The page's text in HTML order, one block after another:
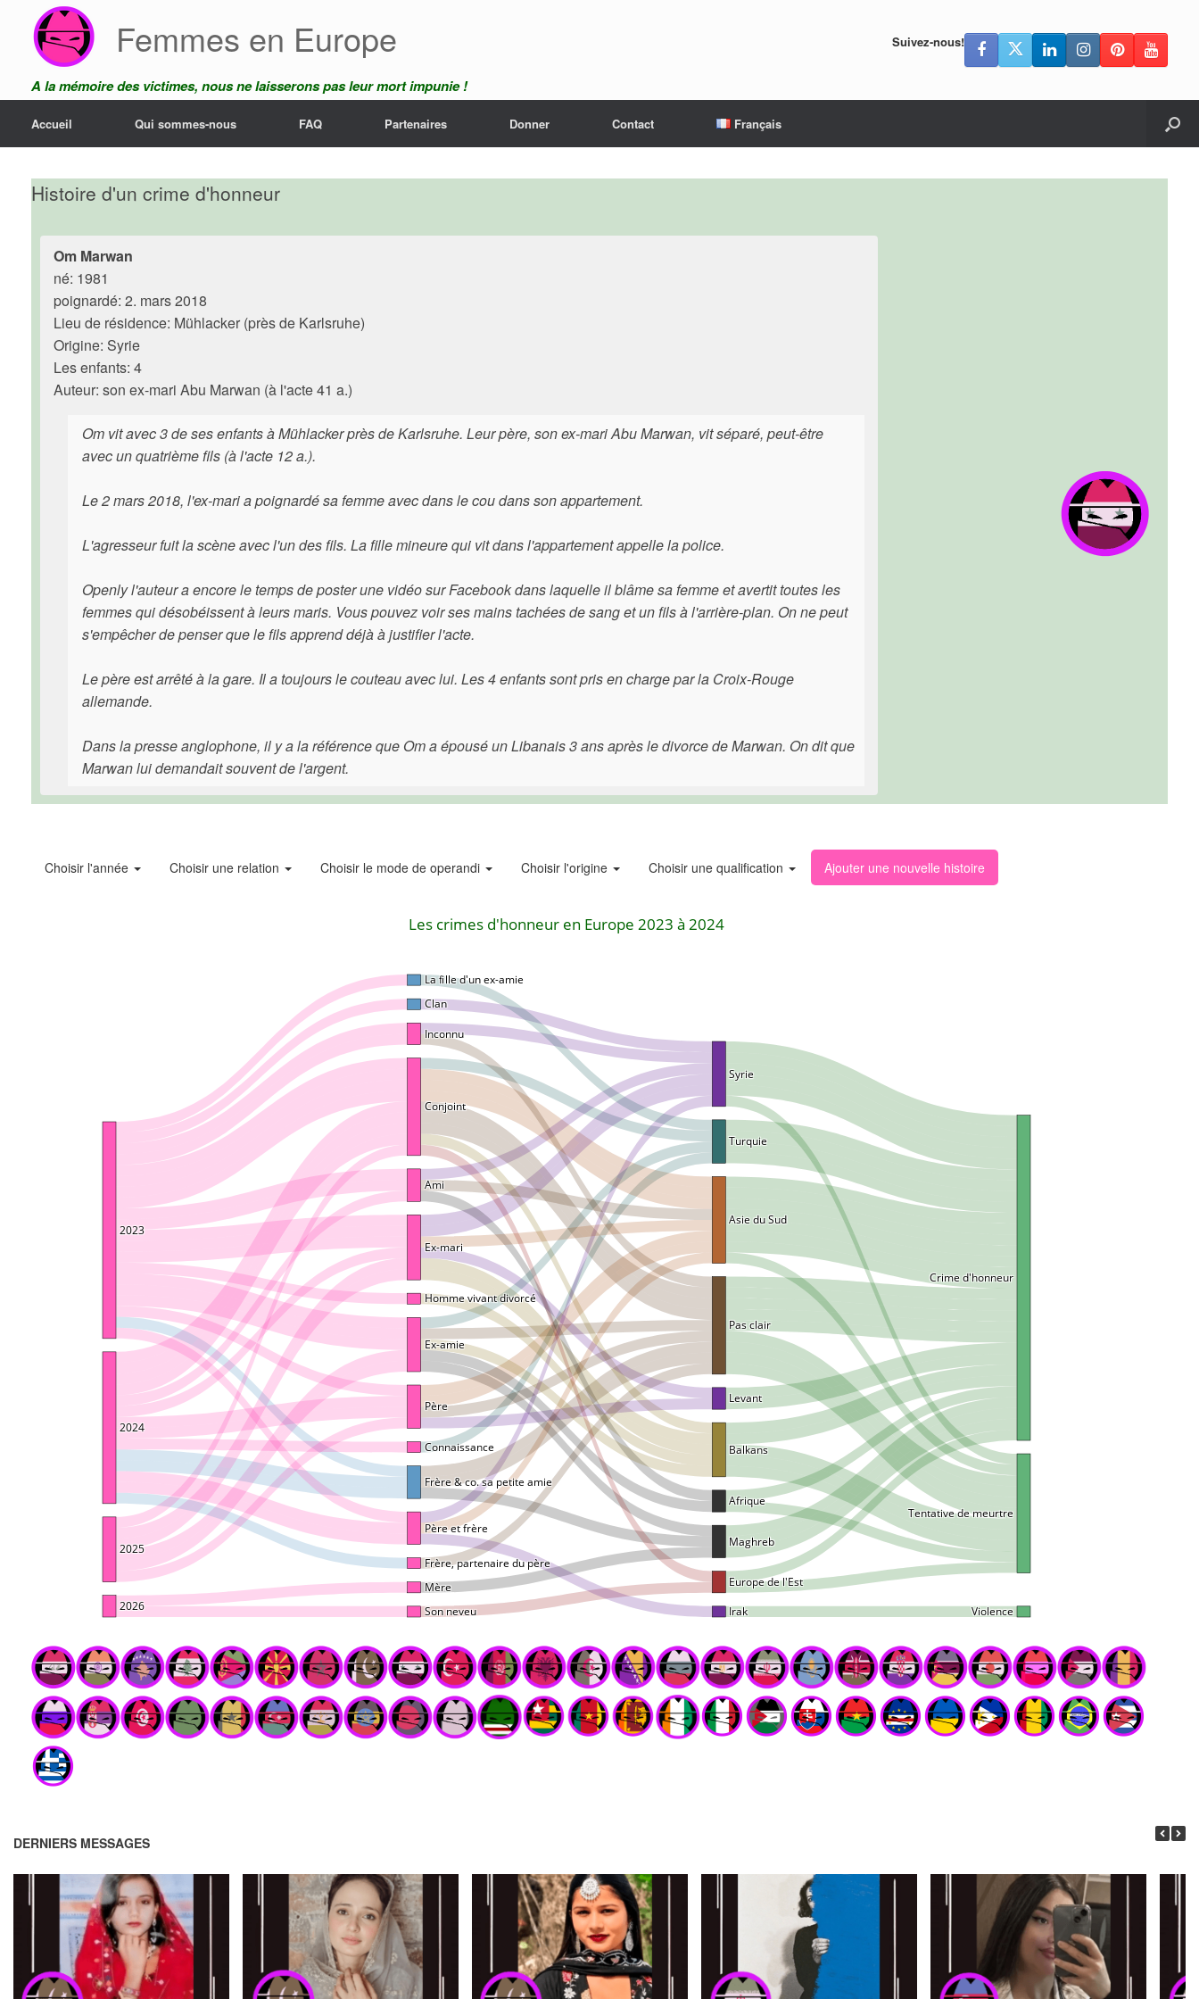
content
Femmes en Europe
A la mémoire des victimes, nous ne laisserons pas leur mort impunie !
Suivez-nous!
Accueil Qui sommes-nous FAQ Partenaires Donner Contact Français
Histoire d'un crime d'honneur
Om Marwan
né: 1981
poignardé: 2. mars 2018
Lieu de résidence: Mühlacker (près de Karlsruhe)
Origine: Syrie
Les enfants: 4
Auteur: son ex-mari Abu Marwan (à l'acte 41 a.)
Om vit avec 3 de ses enfants à Mühlacker près de Karlsruhe. Leur père, son ex-mari Abu Marwan, vit séparé, peut-être
avec un quatrième fils (à l'acte 12 a.).
Le 2 mars 2018, l'ex-mari a poignardé sa femme avec dans le cou dans son appartement.
L'agresseur fuit la scène avec l'un des fils. La fille mineure qui vit dans l'appartement appelle la police.
Openly l'auteur a encore le temps de poster une vidéo sur Facebook dans laquelle il blâme sa femme et avertit toutes les
femmes qui désobéissent à leurs maris. Vous pouvez voir ses mains tachées de sang et un fils à l'arrière-plan. On ne peut
s'empêcher de penser que le fils apprend déjà à justifier l'acte.
Le père est arrêté à la gare. Il a toujours le couteau avec lui. Les 4 enfants sont pris en charge par la Croix-Rouge
allemande.
Dans la presse anglophone, il y a la référence que Om a épousé un Libanais 3 ans après le divorce de Marwan. On dit que
Marwan lui demandait souvent de l'argent.
DERNIERS MESSAGES